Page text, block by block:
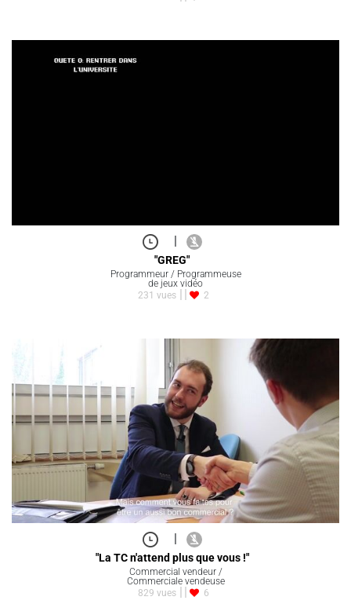
|
"GREG"
Programmeur / Programmeuse
de jeux vidéo
231 vues
2
"La TC n'attend plus que vous !"
Commercial vendeur /
Commerciale vendeuse
829 vues
6